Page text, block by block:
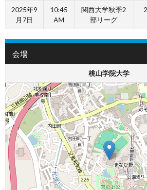
2025年9
月7日
10:45
AM
関西大学秋季2
部リーグ
会場
桃山学院大学